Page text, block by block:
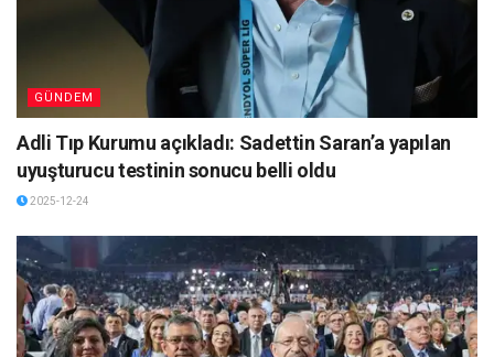
GÜNDEM
Adli Tıp Kurumu açıkladı: Sadettin Saran’a yapılan
uyuşturucu testinin sonucu belli oldu
2025-12-24